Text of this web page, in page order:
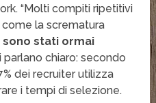
“Molti compiti ripetitivi
la scrematura
sono stati ormai
parlano chiaro: secondo
dei recruiter utilizza
i tempi di selezione.